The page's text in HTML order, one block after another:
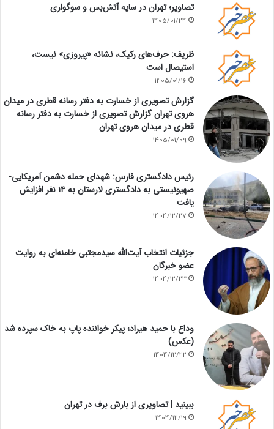
تصاویر؛ تهران در سایه آتش‌بس و سوگواری
1405/01/24
ظریف: حرف‌های رکیک، نشانه «پیروزی» نیست،
استیصال است
1405/01/16
گزارش تصویری از خسارت به دفتر رسانه قطری در میدان
هروی تهران گزارش تصویری از خسارت به دفتر رسانه
قطری در میدان هروی تهران
1405/01/09
رئیس دادگستری فارس: شهدای حمله دشمن آمریکایی-
صهیونیستی به دادگستری لارستان به ۱۴ نفر افزایش
یافت
1404/12/27
جزئیات انتخاب آیت‌الله سیدمجتبی خامنه‌ای به روایت
عضو خبرگان
1404/12/23
وداع با حمید هیراد؛ پیکر خواننده پاپ به خاک سپرده شد
(عکس)
1404/12/22
ببینید | تصاویری از بارش برف در تهران
1404/12/19